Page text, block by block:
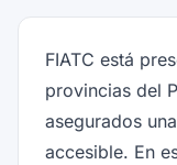
FIATC está
provincias del
asegurados
accesible. En